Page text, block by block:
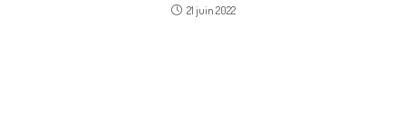
21 juin 2022